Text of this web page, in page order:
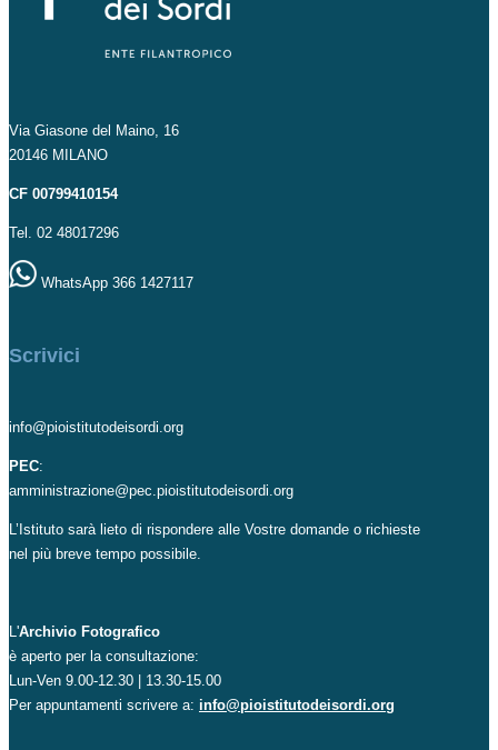
Via Giasone del Maino, 16
20146 MILANO
CF 00799410154
Tel. 02 48017296
WhatsApp 366 1427117
Scrivici
info@pioistitutodeisordi.org
PEC:
amministrazione@pec.pioistitutodeisordi.org
L’Istituto sarà lieto di rispondere alle Vostre domande o richieste
nel più breve tempo possibile.
L'Archivio Fotografico
è aperto per la consultazione:
Lun-Ven 9.00-12.30 | 13.30-15.00
Per appuntamenti scrivere a: info@pioistitutodeisordi.org